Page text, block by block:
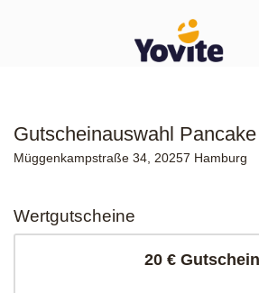
Gutscheinauswahl
Müggenkampstraße 34, 20257 Hamburg
Wertgutscheine
20 € Gutschein